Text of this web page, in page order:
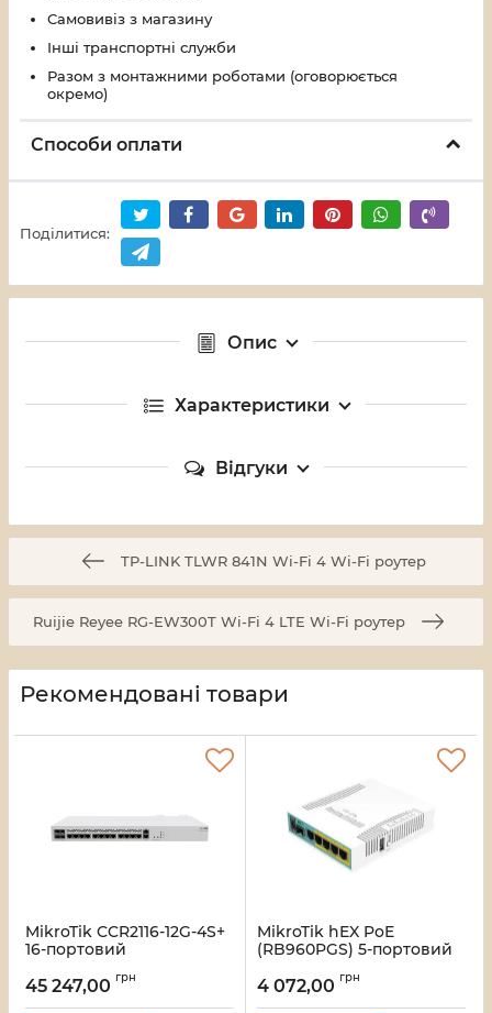
Самовивіз з магазину
Інші транспортні служби
Разом з монтажними роботами (оговорюється
окремо)
Способи оплати
Поділитися:
Опис
Характеристики
Відгуки
TP-LINK TLWR 841N Wi-Fi 4 Wi-Fi роутер
Ruijie Reyee RG-EW300T Wi-Fi 4 LTE Wi-Fi роутер
Рекомендовані товари
MikroTik CCR2116-12G-4S+
16-портовий
Артикул:16_105830
45 247,00 грн
MikroTik hEX PoE
(RB960PGS) 5-портовий
Артикул:16_102482
4 072,00 грн